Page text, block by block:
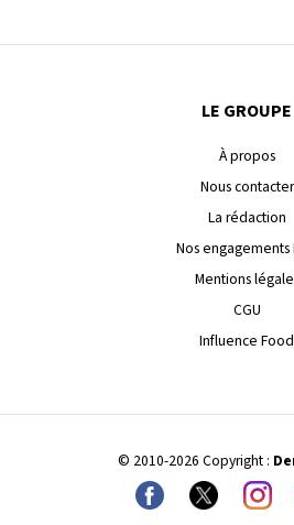
LE GROUPE
À propos
Nous contacter
La rédaction
Nos engagements
Mentions
CGU
Influence Food
© 2010-2026 Copyright :